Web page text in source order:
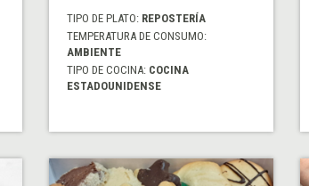
TIPO DE PLATO: REPOSTERÍA
TEMPERATURA DE CONSUMO:
AMBIENTE
TIPO DE COCINA: COCINA
ESTADOUNIDENSE